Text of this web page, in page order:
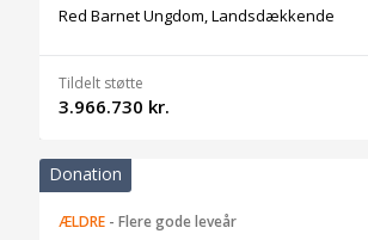
Red Barnet Ungdom, Landsdækkende
Tildelt støtte
3.966.730 kr.
Donation
ÆLDRE - Flere gode leveår